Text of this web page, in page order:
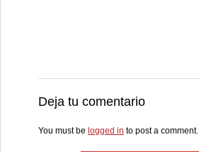
Deja tu comentario
You must be logged in to post a comment.